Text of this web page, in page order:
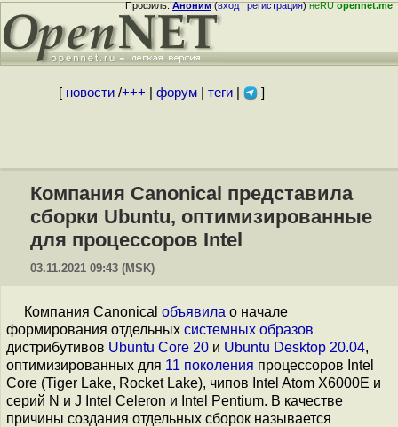
Профиль:Аноним(вход|регистрация)неRUopennet.me
[ новости/+++ форум| теги| ]
Компания Canonical представила
сборки Ubuntu, оптимизированные
для процессоров Intel
03.11.2021 09:43 (MSK)
Компания Canonical объявила о начале
формирования отдельных системных образов
дистрибутивов Ubuntu Core 20 и Ubuntu Desktop 20.04,
оптимизированных для 11 поколения процессоров Intel
Core (Tiger Lake, Rocket Lake), чипов Intel Atom X6000E и
серий N и J Intel Celeron и Intel Pentium. В качестве
причины создания отдельных сборок называется